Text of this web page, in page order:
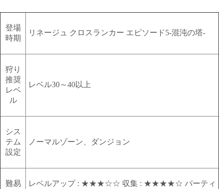
登場
時期
リネージュ クロスランカー エピソード5-混沌の塔-
狩り
推奨
レベ
ル
レベル30～40以上
シス
テム
設定
ノーマルゾーン、ダンジョン
難易
レベルアップ : ★★★☆☆ 収集 : ★★★★☆ パーティ